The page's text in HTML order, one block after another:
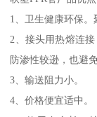
1、卫生健康环保。
2、接头用热熔连
防渗性较逊，也避
3、输送阻力小。
4、价格便宜适中。